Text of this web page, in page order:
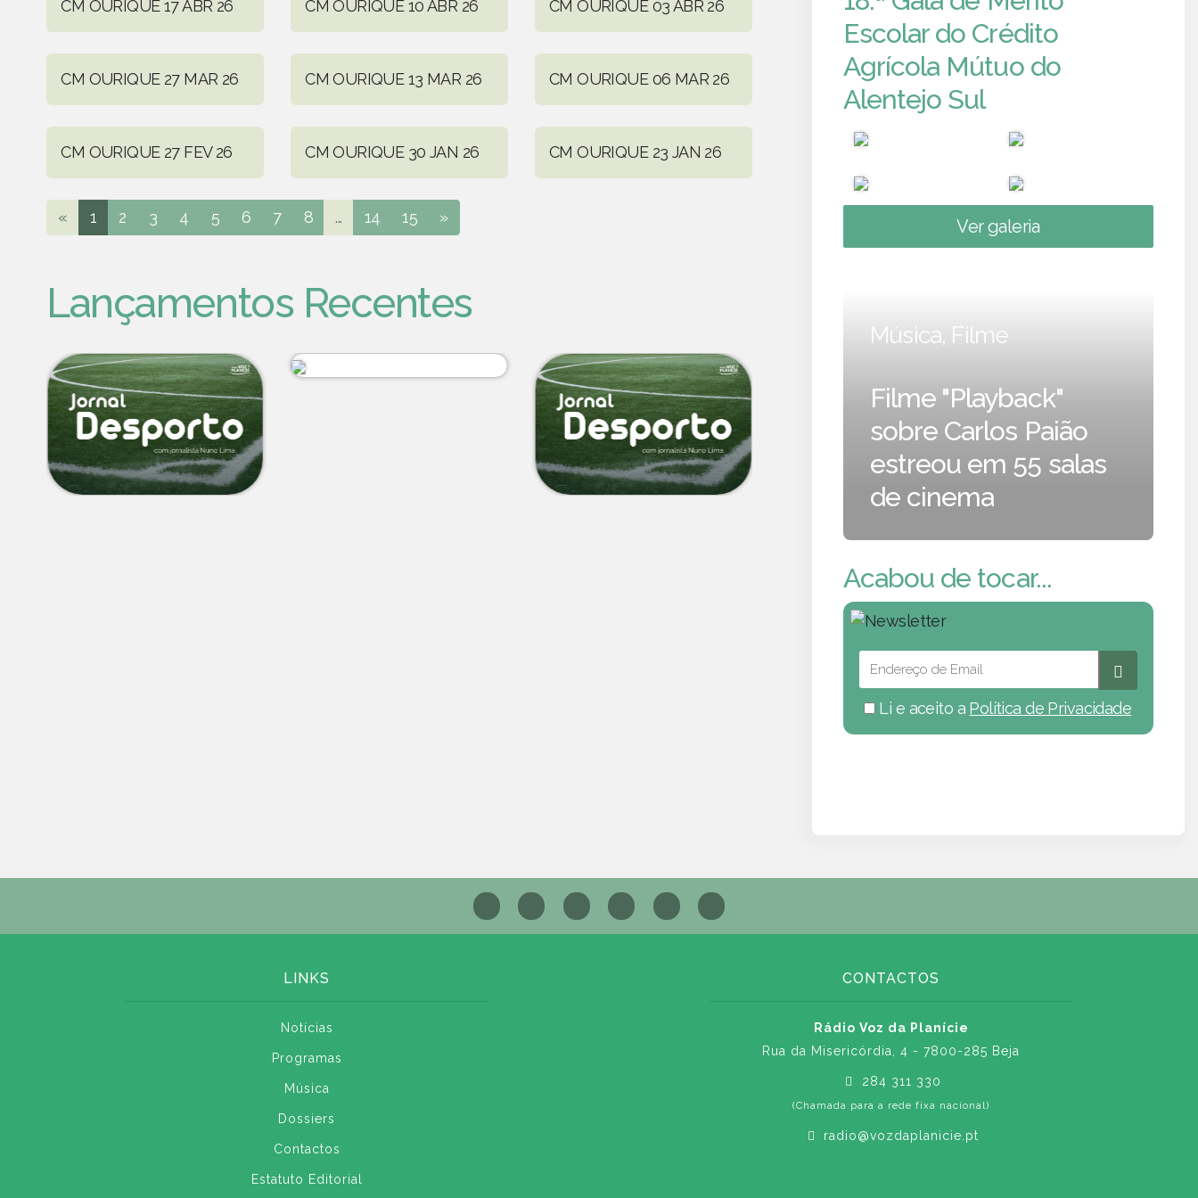
CM OURIQUE 17 ABR 26 CM OURIQUE 10 ABR 26 CM OURIQUE 03 ABR 26
CM OURIQUE 27 MAR 26 CM OURIQUE 13 MAR 26 CM OURIQUE 06 MAR 26
CM OURIQUE 27 FEV 26 CM OURIQUE 30 JAN 26 CM OURIQUE 23 JAN 26
« 1 2 3 4 5 6 7 8 ... 14 15 »
Lançamentos Recentes
Escolar do Crédito
Agrícola Mútuo do
Alentejo Sul
Ver galeria
Música, Filme
Filme "Playback"
sobre Carlos Paião
estreou em 55 salas
de cinema
Acabou de tocar...
Li e aceito a Política de Privacidade
LINKS
Notícias
Programas
Música
Dossiers
Contactos
Estatuto Editorial
CONTACTOS
Rádio Voz da Planície
Rua da Misericórdia, 4 - 7800-285 Beja
284 311 330
(Chamada para a rede fixa nacional)
radio@vozdaplanicie.pt